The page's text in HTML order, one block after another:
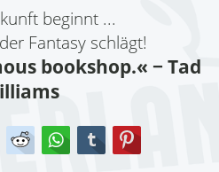
beginnt ...
Fantasy schlägt!
bookshop.« − Tad
E-mail Reddit WhatsApp
tumblr